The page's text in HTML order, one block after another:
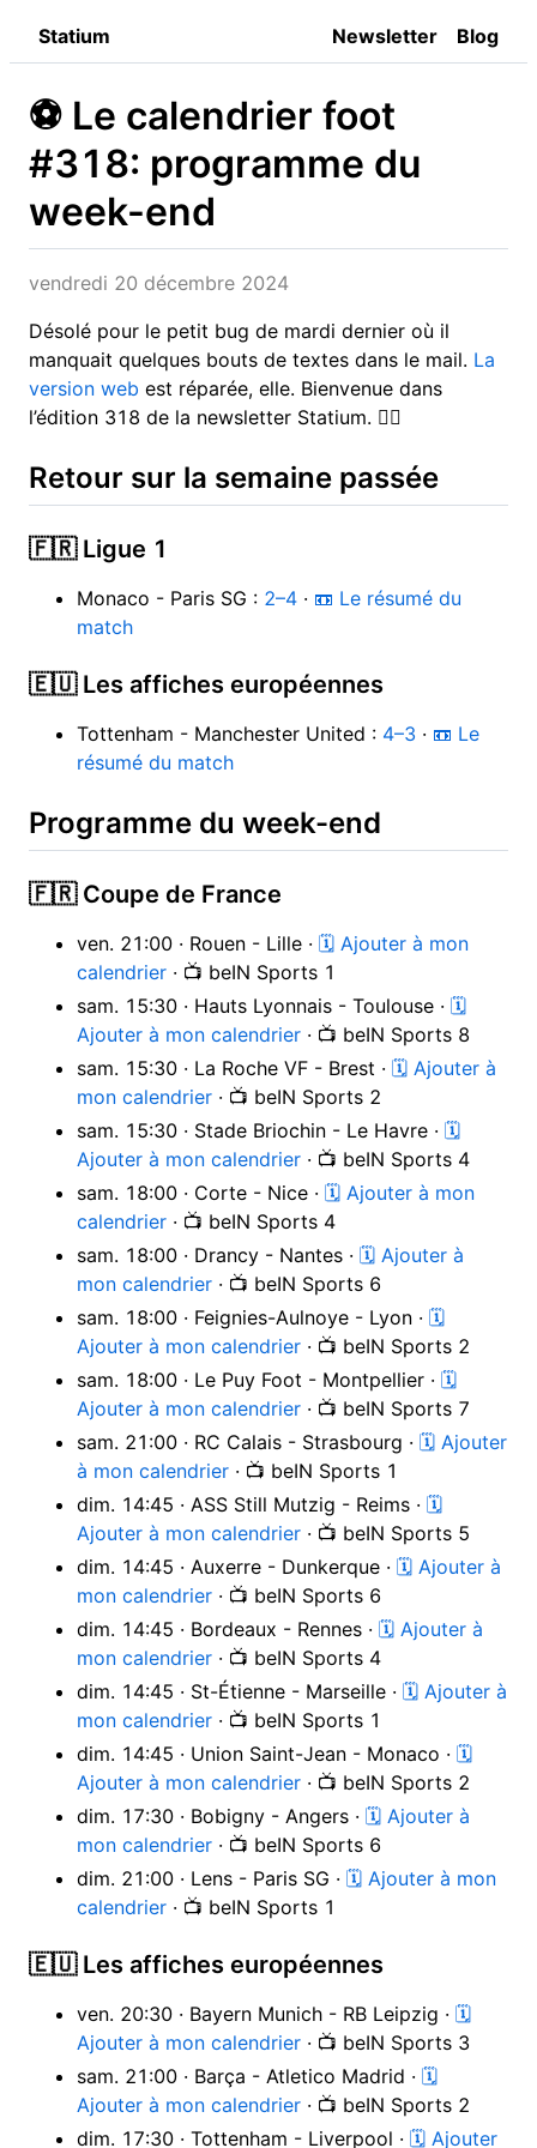
Statium Newsletter Blog
⚽️ Le calendrier foot
#318: programme du
week-end
vendredi 20 décembre 2024
Désolé pour le petit bug de mardi dernier où il
manquait quelques bouts de textes dans le mail. La
version web est réparée, elle. Bienvenue dans
l’édition 318 de la newsletter Statium. 🤦‍♂️
Retour sur la semaine passée
🇫🇷 Ligue 1
Monaco - Paris SG : 2–4 · 📼 Le résumé du
match
🇪🇺 Les affiches européennes
Tottenham - Manchester United : 4–3 · 📼 Le
résumé du match
Programme du week-end
🇫🇷 Coupe de France
ven. 21:00 · Rouen - Lille · 🗓 Ajouter à mon
calendrier · 📺 beIN Sports 1
sam. 15:30 · Hauts Lyonnais - Toulouse · 🗓
Ajouter à mon calendrier · 📺 beIN Sports 8
sam. 15:30 · La Roche VF - Brest · 🗓 Ajouter à
mon calendrier · 📺 beIN Sports 2
sam. 15:30 · Stade Briochin - Le Havre · 🗓
Ajouter à mon calendrier · 📺 beIN Sports 4
sam. 18:00 · Corte - Nice · 🗓 Ajouter à mon
calendrier · 📺 beIN Sports 4
sam. 18:00 · Drancy - Nantes · 🗓 Ajouter à
mon calendrier · 📺 beIN Sports 6
sam. 18:00 · Feignies-Aulnoye - Lyon · 🗓
Ajouter à mon calendrier · 📺 beIN Sports 2
sam. 18:00 · Le Puy Foot - Montpellier · 🗓
Ajouter à mon calendrier · 📺 beIN Sports 7
sam. 21:00 · RC Calais - Strasbourg · 🗓 Ajouter
à mon calendrier · 📺 beIN Sports 1
dim. 14:45 · ASS Still Mutzig - Reims · 🗓
Ajouter à mon calendrier · 📺 beIN Sports 5
dim. 14:45 · Auxerre - Dunkerque · 🗓 Ajouter à
mon calendrier · 📺 beIN Sports 6
dim. 14:45 · Bordeaux - Rennes · 🗓 Ajouter à
mon calendrier · 📺 beIN Sports 4
dim. 14:45 · St-Étienne - Marseille · 🗓 Ajouter à
mon calendrier · 📺 beIN Sports 1
dim. 14:45 · Union Saint-Jean - Monaco · 🗓
Ajouter à mon calendrier · 📺 beIN Sports 2
dim. 17:30 · Bobigny - Angers · 🗓 Ajouter à
mon calendrier · 📺 beIN Sports 6
dim. 21:00 · Lens - Paris SG · 🗓 Ajouter à mon
calendrier · 📺 beIN Sports 1
🇪🇺 Les affiches européennes
ven. 20:30 · Bayern Munich - RB Leipzig · 🗓
Ajouter à mon calendrier · 📺 beIN Sports 3
sam. 21:00 · Barça - Atletico Madrid · 🗓
Ajouter à mon calendrier · 📺 beIN Sports 2
dim. 17:30 · Tottenham - Liverpool · 🗓 Ajouter